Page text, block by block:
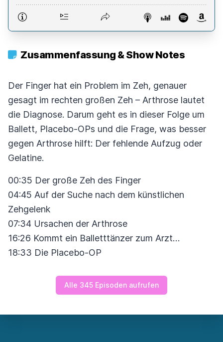
Zusammenfassung & Show Notes
Der Finger hat ein Problem im Zeh, genauer
gesagt im rechten großen Zeh – Arthrose lautet
die Diagnose. Darum geht es in dieser Folge um
Ballett, Placebo-OPs und die Frage, was besser
gegen Arthrose hilft: Der fehlende Aufzug oder
Gelatine.
00:35 Der große Zeh des Finger
04:45 Auf der Suche nach dem künstlichen
Zehgelenk
07:34 Ursachen der Arthrose
16:26 Kommt ein Balletttänzer zum Arzt…
18:33 Die Placebo-OP
Alle 345 Episoden aufrufen